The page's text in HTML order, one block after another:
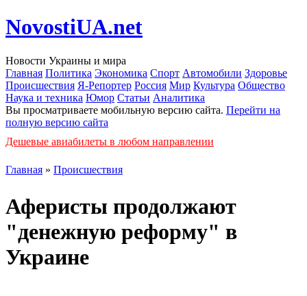
NovostiUA.net
Новости Украины и мира
Главная Политика Экономика Спорт Автомобили Здоровье
Происшествия Я-Репортер Россия Мир Культура Общество
Наука и техника Юмор Статьи Аналитика
Вы просматриваете мобильную версию сайта. Перейти на
полную версию сайта
Дешевые авиабилеты в любом направлении
Главная » Происшествия
Аферисты продолжают
"денежную реформу" в
Украине